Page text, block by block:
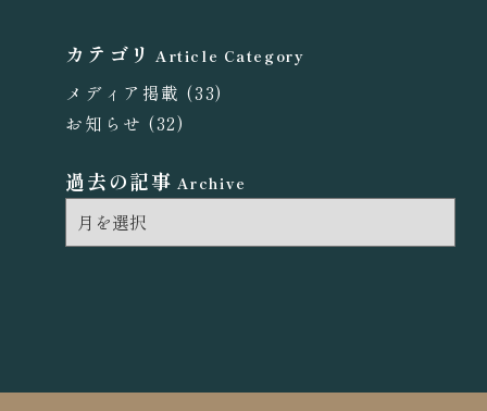
カテゴリ Article Category
メディア掲載 (33)
お知らせ (32)
過去の記事 Archive